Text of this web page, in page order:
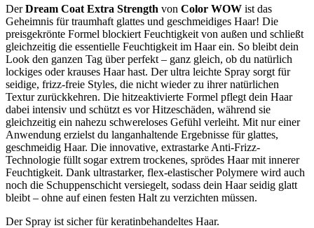
DerDream Coat Extra Strength von Color WOW ist das
Geheimnis für traumhaft glattes und geschmeidiges Haar! Die
preisgekrönte Formel blockiert Feuchtigkeit von außen und schließt
gleichzeitig die essentielle Feuchtigkeit im Haar ein. So bleibt dein
Look den ganzen Tag über perfekt – ganz gleich, ob du natürlich
lockiges oder krauses Haar hast. Der ultra leichte Spray sorgt für
seidige, frizz-freie Styles, die nicht wieder zu ihrer natürlichen
Textur zurückkehren. Die hitzeaktivierte Formel pflegt dein Haar
dabei intensiv und schützt es vor Hitzeschäden, während sie
gleichzeitig ein nahezu schwereloses Gefühl verleiht. Mit nur einer
Anwendung erzielst du langanhaltende Ergebnisse für glattes,
geschmeidig Haar. Die innovative, extrastarke Anti-Frizz-
Technologie füllt sogar extrem trockenes, sprödes Haar mit innerer
Feuchtigkeit. Dank ultrastarker, flex-elastischer Polymere wird auch
noch die Schuppenschicht versiegelt, sodass dein Haar seidig glatt
bleibt – ohne auf einen festen Halt zu verzichten müssen.
Der Spray ist sicher für keratinbehandeltes Haar.